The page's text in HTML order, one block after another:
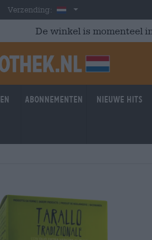
Verzending: Nederland
De winkel is momenteel
Abonnementen Nieuwe hits